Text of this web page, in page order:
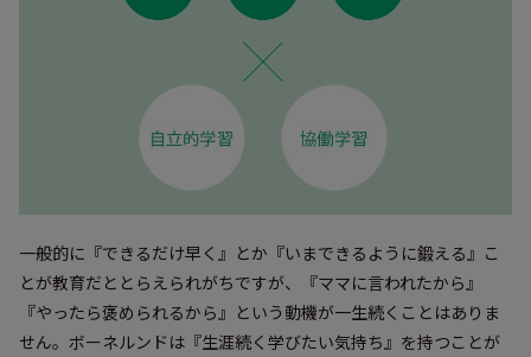
一般的に『できるだけ早く』とか『いまできるように鍛える』こ
とが教育だととらえられがちですが、『ママに言われたから』
『やったら褒められるから』という動機が一生続くことはありま
せん。ボーネルンドは『生涯続く学びたい気持ち』を持つことが